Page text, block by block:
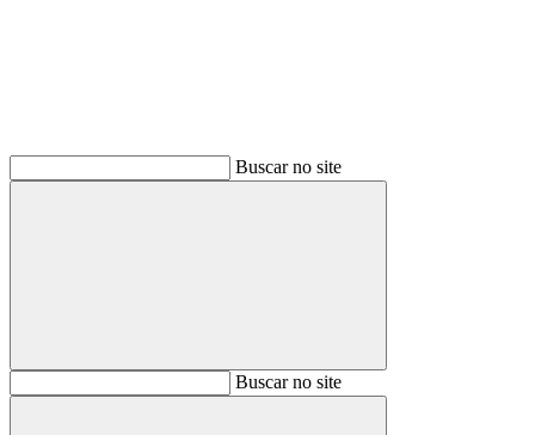
Buscar no site
BuscarBuscar no site